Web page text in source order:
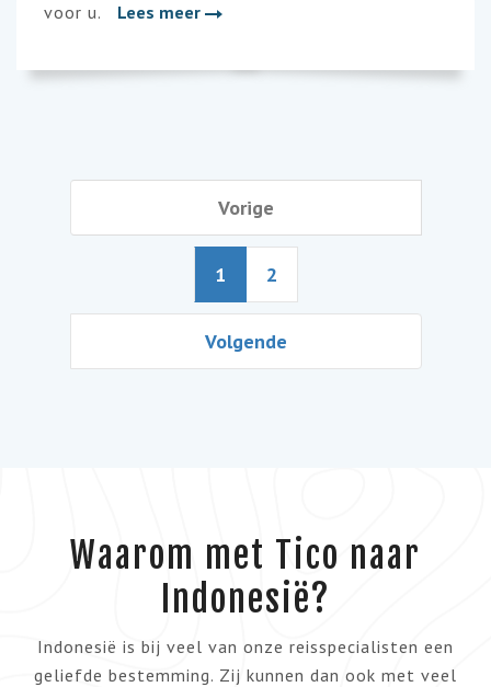
voor u.
Lees meer
Vorige
1 2
Volgende
Waarom met Tico naar
Indonesië?
Indonesië is bij veel van onze reisspecialisten een
geliefde bestemming. Zij kunnen dan ook met veel